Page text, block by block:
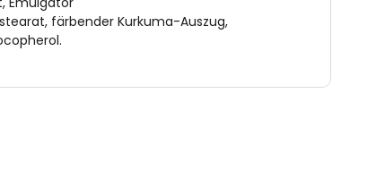
färbender Kurkuma-Auszug,